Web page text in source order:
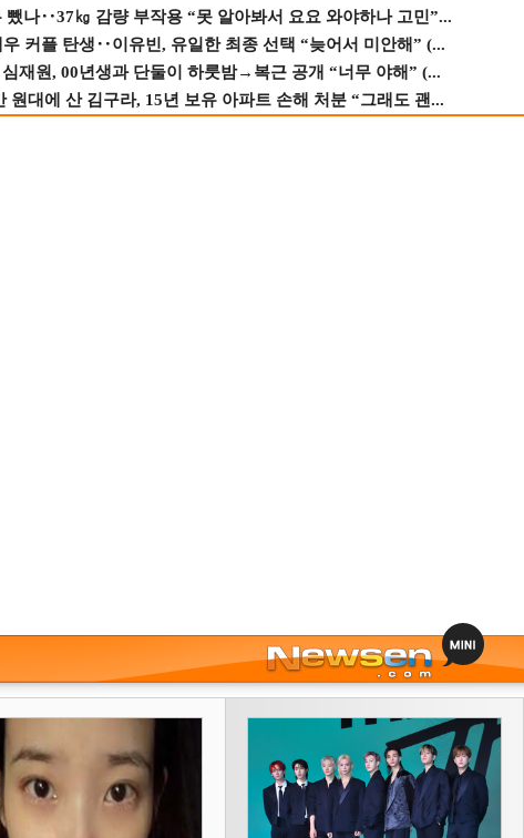
뺐나‥37㎏ 감량 부작용 “못 알아봐서 요요 와야하나 고민”...
커플 탄생‥이유빈, 유일한 최종 선택 “늦어서 미안해” (...
재원, 00년생과 단둘이 하룻밤→복근 공개 “너무 야해” (...
원대에 산 김구라, 15년 보유 아파트 손해 처분 “그래도 괜...